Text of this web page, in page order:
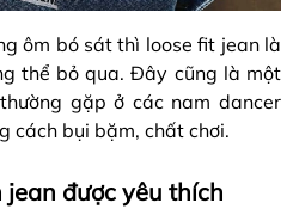
ôm bó sát thì loose fit jean là
thể bỏ qua. Đây cũng là một
gặp ở các nam dancer
cách bụi bặm, chất chơi.
được yêu thích